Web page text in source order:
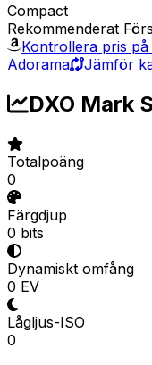
Compact
Rekommenderat
Kontrollera pris
Adorama
Jämför
DXO Mark
Totalpoäng
0
Färgdjup
0 bits
Dynamiskt omfång
0 EV
Lågljus-ISO
0